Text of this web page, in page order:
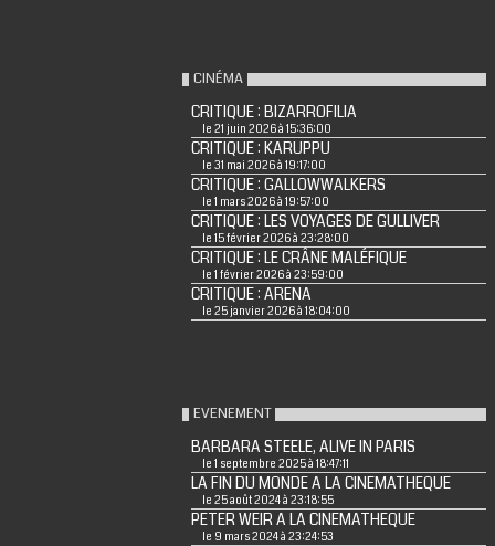
CINÉMA
CRITIQUE : BIZARROFILIA
le 21 juin 2026 à 15:36:00
CRITIQUE : KARUPPU
le 31 mai 2026 à 19:17:00
CRITIQUE : GALLOWWALKERS
le 1 mars 2026 à 19:57:00
CRITIQUE : LES VOYAGES DE GULLIVER
le 15 février 2026 à 23:28:00
CRITIQUE : LE CRÂNE MALÉFIQUE
le 1 février 2026 à 23:59:00
CRITIQUE : ARENA
le 25 janvier 2026 à 18:04:00
EVENEMENT
BARBARA STEELE, ALIVE IN PARIS
le 1 septembre 2025 à 18:47:11
LA FIN DU MONDE A LA CINEMATHEQUE
le 25 août 2024 à 23:18:55
PETER WEIR A LA CINEMATHEQUE
le 9 mars 2024 à 23:24:53